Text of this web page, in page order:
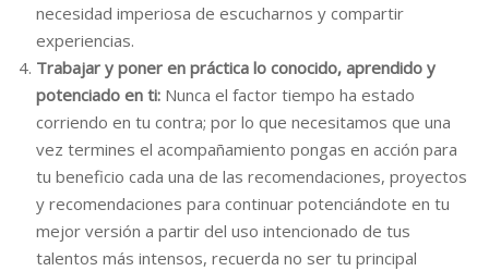
necesidad imperiosa de escucharnos y compartir
experiencias.
Trabajar y poner en práctica lo conocido, aprendido y
potenciado en ti: Nunca el factor tiempo ha estado
corriendo en tu contra; por lo que necesitamos que una
vez termines el acompañamiento pongas en acción para
tu beneficio cada una de las recomendaciones, proyectos
y recomendaciones para continuar potenciándote en tu
mejor versión a partir del uso intencionado de tus
talentos más intensos, recuerda no ser tu principal